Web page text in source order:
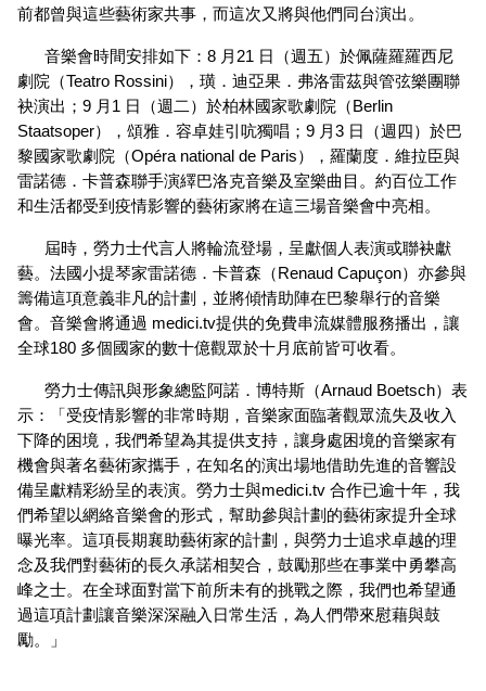
前都曾與這些藝術家共事，而這次又將與他們同台演出。
音樂會時間安排如下：8 月21 日（週五）於佩薩羅羅西尼
劇院（Teatro Rossini），璜．迪亞果．弗洛雷茲與管弦樂團聯
袂演出；9 月1 日（週二）於柏林國家歌劇院（Berlin
Staatsoper），頌雅．容卓娃引吭獨唱；9 月3 日（週四）於巴
黎國家歌劇院（Opéra national de Paris），羅蘭度．維拉臣與
雷諾德．卡普森聯手演繹巴洛克音樂及室樂曲目。約百位工作
和生活都受到疫情影響的藝術家將在這三場音樂會中亮相。
屆時，勞力士代言人將輪流登場，呈獻個人表演或聯袂獻
藝。法國小提琴家雷諾德．卡普森（Renaud Capuçon）亦參與
籌備這項意義非凡的計劃，並將傾情助陣在巴黎舉行的音樂
會。音樂會將通過 medici.tv提供的免費串流媒體服務播出，讓
全球180 多個國家的數十億觀眾於十月底前皆可收看。
勞力士傳訊與形象總監阿諾．博特斯（Arnaud Boetsch）表
示：「受疫情影響的非常時期，音樂家面臨著觀眾流失及收入
下降的困境，我們希望為其提供支持，讓身處困境的音樂家有
機會與著名藝術家攜手，在知名的演出場地借助先進的音響設
備呈獻精彩紛呈的表演。勞力士與medici.tv 合作已逾十年，我
們希望以網絡音樂會的形式，幫助參與計劃的藝術家提升全球
曝光率。這項長期襄助藝術家的計劃，與勞力士追求卓越的理
念及我們對藝術的長久承諾相契合，鼓勵那些在事業中勇攀高
峰之士。在全球面對當下前所未有的挑戰之際，我們也希望通
過這項計劃讓音樂深深融入日常生活，為人們帶來慰藉與鼓
勵。」